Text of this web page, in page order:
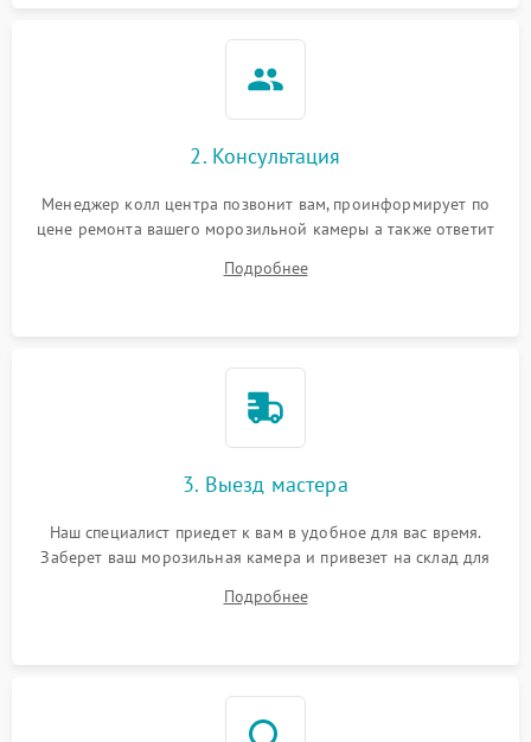
2. Консультация
Менеджер колл центра позвонит вам, проинформирует по
цене ремонта вашего морозильной камеры а также ответит
Подробнее
3. Выезд мастера
Наш специалист приедет к вам в удобное для вас время.
Заберет ваш морозильная камера и привезет на склад для
Подробнее